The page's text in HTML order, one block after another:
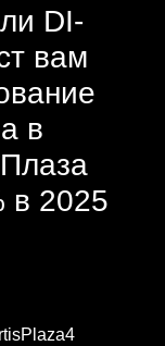
DI-
вам
в
в 2025